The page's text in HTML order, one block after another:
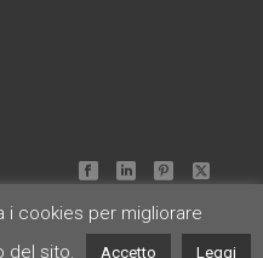
i cookies per migliorare
del sito.
Accetto Leggi